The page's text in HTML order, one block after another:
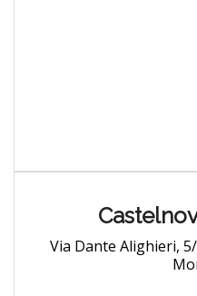
Via Dante Alighieri,